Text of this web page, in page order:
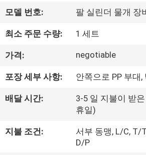
리
에
대
하
공
모델 번호: 팔 실린더 물개 장
최소 주문 수량: 1 세트
가격: negotiable
포장 세부 사항: 안쪽으로 PP 부대
배달 시간:
3-5 일 지불이 받
휴일)
지불 조건:
서부 동맹, L/C, T/
D/P